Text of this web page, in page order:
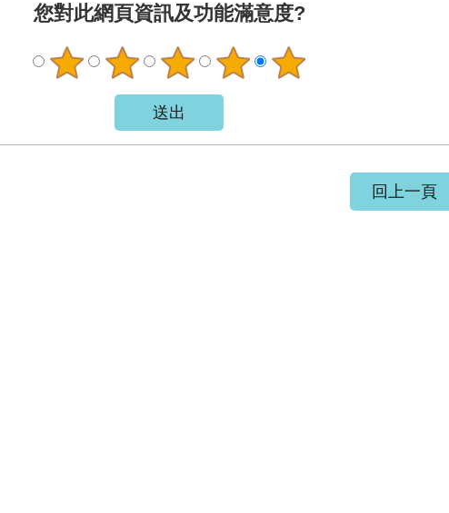
您對此網頁資訊及功能滿意度?
回上一頁